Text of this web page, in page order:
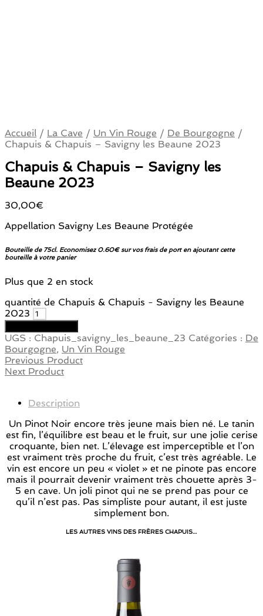
Accueil / La Cave / Un Vin Rouge / De Bourgogne /
Chapuis & Chapuis – Savigny les Beaune 2023
Chapuis & Chapuis – Savigny les
Beaune 2023
30,00€
Appellation Savigny Les Beaune Protégée
Bouteille de 75cl. Economisez 0.60€ sur vos frais de port en ajoutant cette
bouteille à votre panier
Plus que 2 en stock
quantité de Chapuis & Chapuis - Savigny les Beaune
2023
UGS : Chapuis_savigny_les_beaune_23 Catégories : De
Bourgogne, Un Vin Rouge
Previous Product
Next Product
Description
Un Pinot Noir encore très jeune mais bien né. Le tanin
est fin, l’équilibre est beau et le fruit, sur une jolie cerise
croquante, bien net. L’élevage est imperceptible et l’on
est vraiment très proche du fruit, c’est très agréable. Le
vin est encore un peu « violet » et ne pinote pas encore
mais il pourrait devenir vraiment très chouette après 3-
5 en cave. Un joli pinot qui ne se prend pas pour ce
qu’il n’est pas. Pas simpliste pour autant, il est juste
simplement bon.
LES AUTRES VINS DES FRÈRES CHAPUIS…